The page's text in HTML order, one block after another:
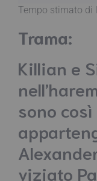
Tempo stimato di
Trama:
Killian e
sono
viziato